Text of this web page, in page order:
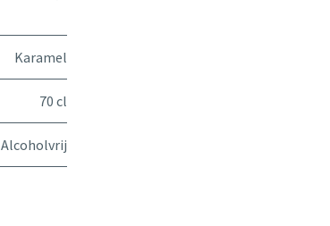
Karamel
70 cl
Alcoholvrij